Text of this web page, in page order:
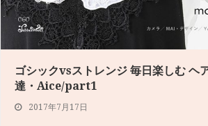
ゴシックvsストレンジ 毎日楽しむ ヘ
達・Aice/part1
2017年7月17日